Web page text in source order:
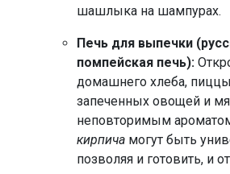
шашлыка на шампурах.
Печь для выпечки
помпейская печь):
домашнего хлеба,
запеченных овощей и
неповторимым
кирпича могут быть
позволяя и готовить, и